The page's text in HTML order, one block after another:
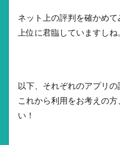
ネット上の評判を確かめ
上位に君臨していますしね
以下、それぞれのアプリの
これから利用をお考えの
い！